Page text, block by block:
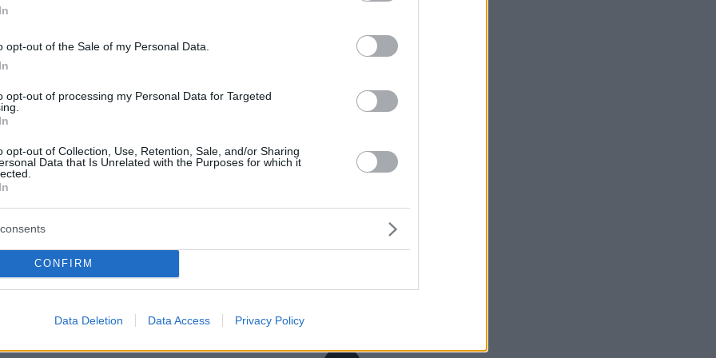
opt-out of the Sale of my Personal Data.
opt-out of processing my Personal Data for Targeted
opt-out of Collection, Use, Retention, Sale, and/or Sharing
Data that Is Unrelated with the Purposes for which it
CONFIRM
Data Deletion Data Access Privacy Policy
Τα χρόνια της φτώχειας, η σχέση εξάρτησης
βοήθησε
protothema.gr στο Google News
στοProtothema.gr